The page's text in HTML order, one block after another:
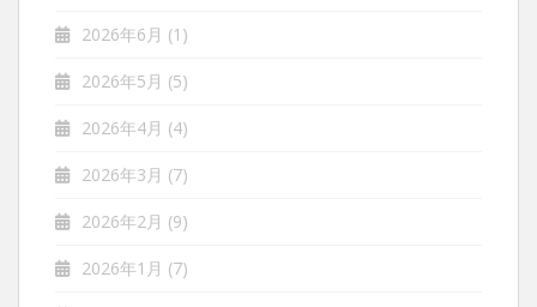
2026年6月 (1)
2026年5月 (5)
2026年4月 (4)
2026年3月 (7)
2026年2月 (9)
2026年1月 (7)